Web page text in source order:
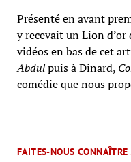
FAITES-NOUS
Présenté en avant
y recevait un Lion d’or
vidéos en bas de cet
Abdulpuis à Dinard,
comédie que nous